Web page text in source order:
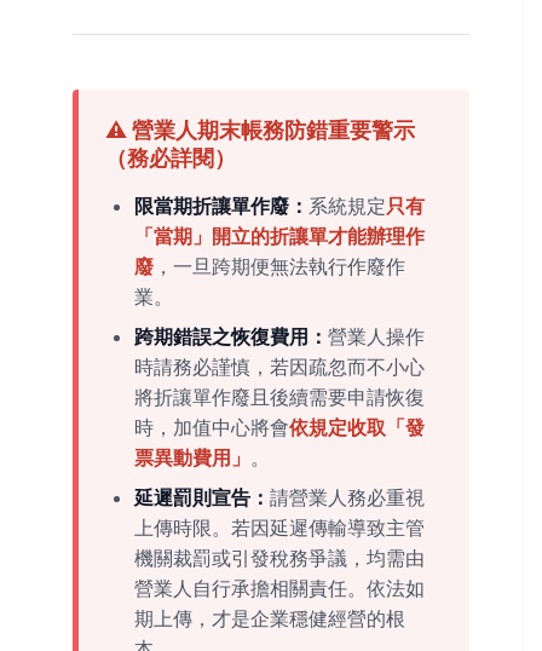
⚠️ 營業人期末帳務防錯重要警示
（務必詳閱）
限當期折讓單作廢： 系統規定只有
「當期」開立的折讓單才能辦理作
廢 ，一旦跨期便無法執行作廢作
業。
跨期錯誤之恢復費用： 營業人操作
時請務必謹慎，若因疏忽而不小心
將折讓單作廢且後續需要申請恢復
時，加值中心將會依規定收取「發
票異動費用」 。
延遲罰則宣告： 請營業人務必重視
上傳時限。若因延遲傳輸導致主管
機關裁罰或引發稅務爭議，均需由
營業人自行承擔相關責任。依法如
期上傳，才是企業穩健經營的根